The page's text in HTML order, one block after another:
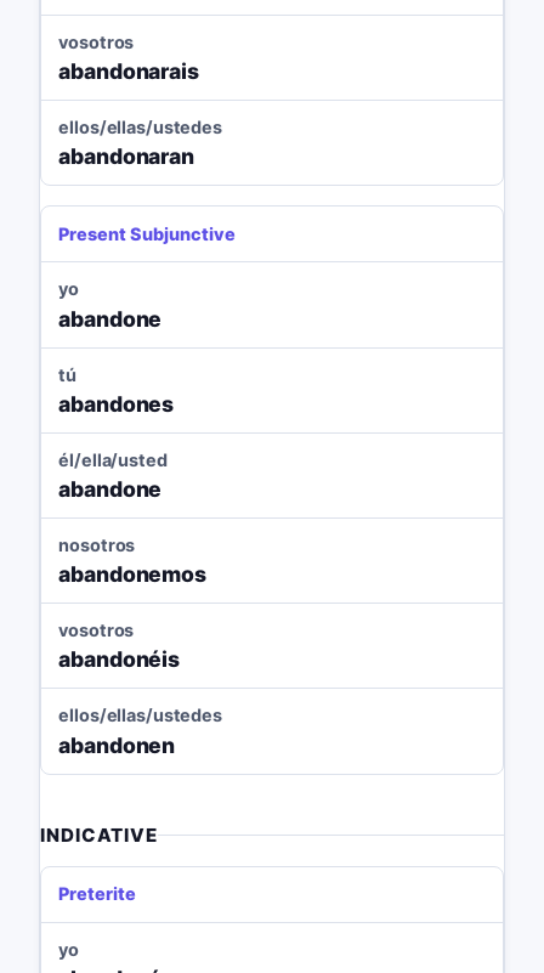
vosotros
abandonarais
ellos/ellas/ustedes
abandonaran
Present Subjunctive
yo
abandone
tú
abandones
él/ella/usted
abandone
nosotros
abandonemos
vosotros
abandonéis
ellos/ellas/ustedes
abandonen
INDICATIVE
Preterite
yo